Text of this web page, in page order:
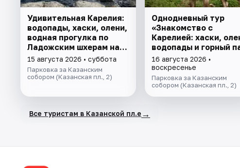
Удивительная Карелия:
водопады, хаски, олени,
водная прогулка по
Ладожским шхерам на
ладье, посещение
рыбной фермы.
15 августа 2026 • суббота
Парковка за Казанским
собором (Казанская пл., 2)
Однодневный тур
«Знакомство с
Карелией: хаски,
водопады и горный
"Рускеала»
16 августа 2026 •
воскресенье
Парковка за Казанским
собором (Казанская пл., 2)
Все туристам в Казанской пл.е →